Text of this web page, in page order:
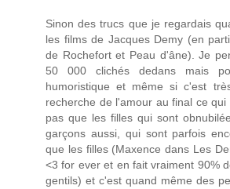
Sinon des trucs que je regardais
les films de Jacques Demy (en
de Rochefort et Peau d'âne). Je
50 000 clichés dedans mais
humoristique et même si c'est
recherche de l'amour au final ce
pas que les filles qui sont
garçons aussi, qui sont parfois
que les filles (Maxence dans Les
<3 for ever et en fait vraiment 90%
gentils) et c'est quand même des